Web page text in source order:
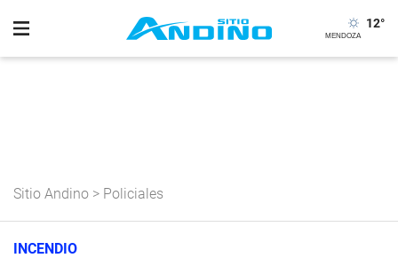
12°
Sitio Andino > Policiales
INCENDIO